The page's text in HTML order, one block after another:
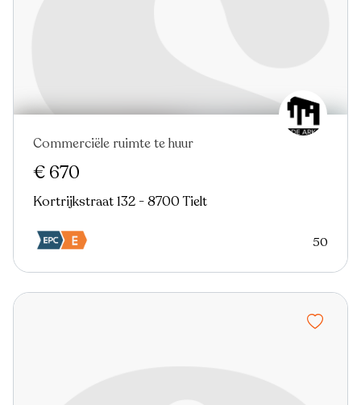
Commerciële ruimte te huur
€ 670
Kortrijkstraat 132 - 8700 Tielt
50